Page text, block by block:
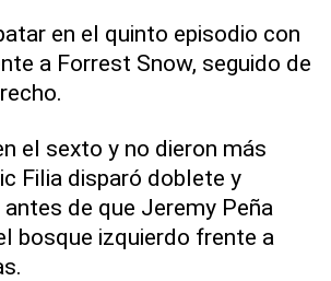
en el quinto episodio con
a Forrest Snow, seguido de
el sexto y no dieron más
Filia disparó doblete y
de que Jeremy Peña
bosque izquierdo frente a